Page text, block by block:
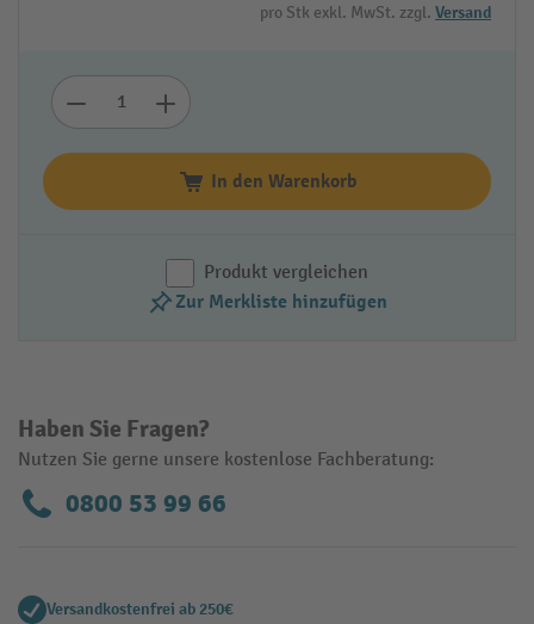
pro Stk exkl. MwSt. zzgl. Versand
In den Warenkorb
Produkt vergleichen
Zur Merkliste hinzufügen
Haben Sie Fragen?
Nutzen Sie gerne unsere kostenlose Fachberatung:
0800 53 99 66
Versandkostenfrei ab 250€